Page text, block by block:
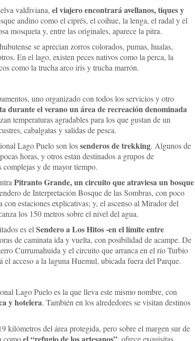
valdiviana, el viajero encontrará avellanos, tiques y
andino como el ciprés, el coihue, la lenga, el radal y el
mosqueta y, entre las originales, aparece la pitra.
se aprecian zorros colorados, pumas, hualas,
En el lago, existen peces nativos como la perca, la
como la trucha arco iris y trucha marrón.
uno organizado con todos los servicios y otro
durante el verano un área de recreación denominada
temperaturas agradables para los que gustan de un
cabalgatas y salidas de pesca.
Lago Puelo son lossenderos de trekking. Algunos de
horas, y otros están destinados a grupos de
complejas y de mayor tiempo.
Pitranto Grande, un circuito que atraviesa un bosque
de Interpretación Bosque de las Sombras, con poco
con estaciones explicativas; y, el ascenso al Mirador del
los 150 metros sobre el nivel del agua.
es el Sendero a Los Hitos -en el límite entre
de caminata ida y vuelta, con posibilidad de acampe. De
Currumahuida y el circuito que arranca en el río Turbio
acceso a la laguna Huemul, ubicada fuera del Parque.
Lago Puelo es la que lleva este mismo nombre, con
y hotelera. También en los alrededores se visitan destinos
kilómetros del área protegida, pero sobre el margen sur de
como
ofrece exquisitas